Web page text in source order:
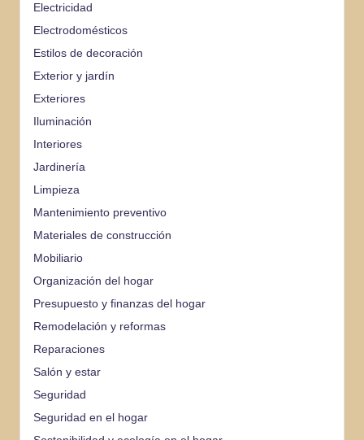
Electricidad
Electrodomésticos
Estilos de decoración
Exterior y jardín
Exteriores
Iluminación
Interiores
Jardinería
Limpieza
Mantenimiento preventivo
Materiales de construcción
Mobiliario
Organización del hogar
Presupuesto y finanzas del hogar
Remodelación y reformas
Reparaciones
Salón y estar
Seguridad
Seguridad en el hogar